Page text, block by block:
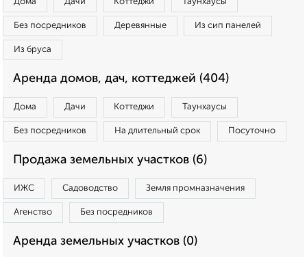
Без посредников Деревянные Из сип панелей
Из бруса
Аренда домов, дач, коттеджей (404)
Дома Дачи Коттеджи Таунхаусы
Без посредников На длительный срок Посуточно
Продажа земельных участков (6)
ИЖС Садоводство Земля промназначения
Агенство Без посредников
Аренда земельных участков (0)